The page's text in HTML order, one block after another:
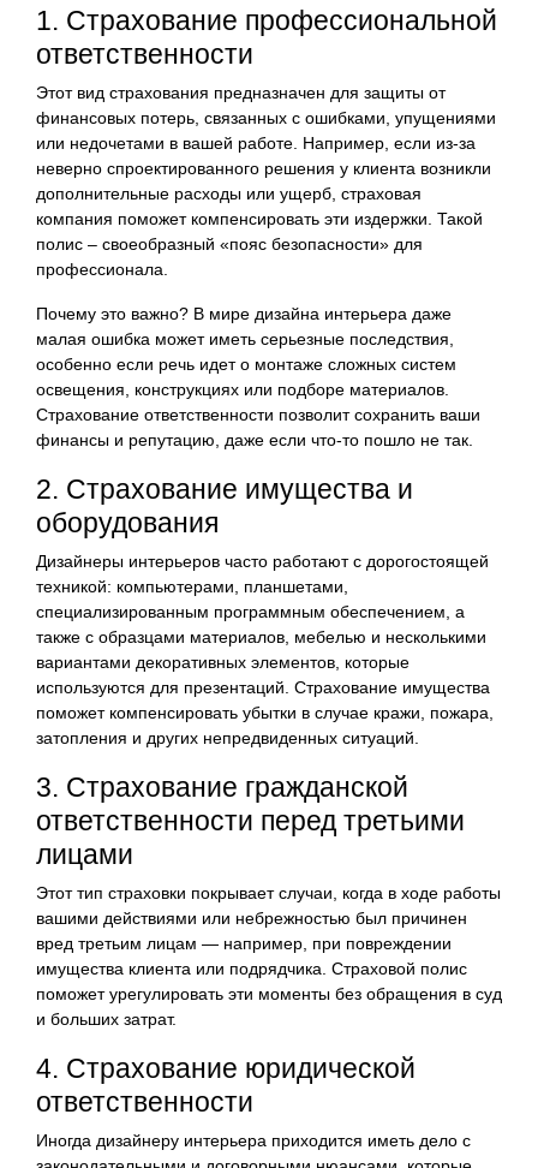
1. Страхование профессиональной
ответственности
Этот вид страхования предназначен для защиты от
финансовых потерь, связанных с ошибками, упущениями
или недочетами в вашей работе. Например, если из-за
неверно спроектированного решения у клиента возникли
дополнительные расходы или ущерб, страховая
компания поможет компенсировать эти издержки. Такой
полис – своеобразный «пояс безопасности» для
профессионала.
Почему это важно? В мире дизайна интерьера даже
малая ошибка может иметь серьезные последствия,
особенно если речь идет о монтаже сложных систем
освещения, конструкциях или подборе материалов.
Страхование ответственности позволит сохранить ваши
финансы и репутацию, даже если что-то пошло не так.
2. Страхование имущества и
оборудования
Дизайнеры интерьеров часто работают с дорогостоящей
техникой: компьютерами, планшетами,
специализированным программным обеспечением, а
также с образцами материалов, мебелью и несколькими
вариантами декоративных элементов, которые
используются для презентаций. Страхование имущества
поможет компенсировать убытки в случае кражи, пожара,
затопления и других непредвиденных ситуаций.
3. Страхование гражданской
ответственности перед третьими
лицами
Этот тип страховки покрывает случаи, когда в ходе работы
вашими действиями или небрежностью был причинен
вред третьим лицам — например, при повреждении
имущества клиента или подрядчика. Страховой полис
поможет урегулировать эти моменты без обращения в суд
и больших затрат.
4. Страхование юридической
ответственности
Иногда дизайнеру интерьера приходится иметь дело с